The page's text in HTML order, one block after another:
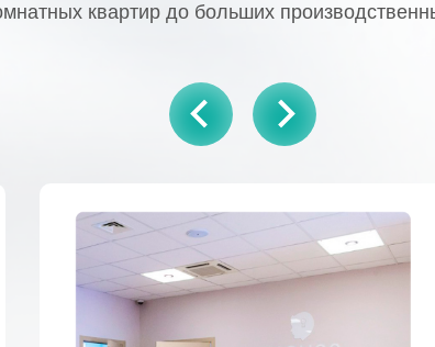
квартир до больших